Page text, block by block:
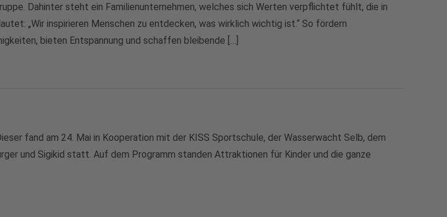
Dahinter steht ein Familienunternehmen, welches sich Werten verpflichtet fühlt, die in
„Wir inspirieren Menschen zu entdecken, was wirklich wichtig ist.“ So fördern
bieten Entspannung und schaffen bleibende […]
fand am 24. Mai in Kooperation mit der KISS Sportschule, der Wasserwacht Selb, dem
und Sigikid statt. Auf dem Programm standen Attraktionen für Kinder und die ganze